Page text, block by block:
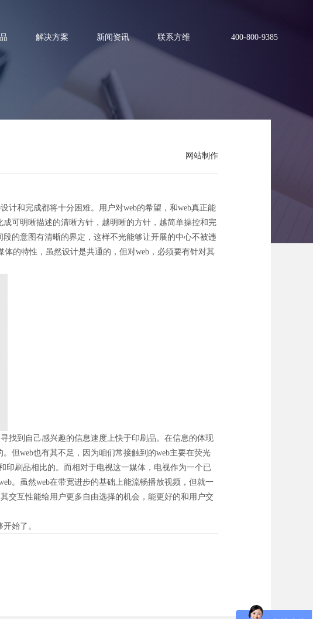
解决方案 新闻资讯 联系方维 400-800-9385
网站制作
和完成都将十分困难。用户对web的希望，和web真正能
可明晰描述的清晰方针，越明晰的方针，越简单操控和完
的意图有清晰的界定，这样不光能够让开展的中心不被违
的特性，虽然设计是共通的，但对web，必须要有针对其
到自己感兴趣的信息速度上快于印刷品。在信息的体现
但web也有其不足，因为咱们常接触到的web主要在荧光
印刷品相比的。而相对于电视这一媒体，电视作为一个已
。虽然web在带宽进步的基础上能流畅播放视频，但就一
交互性能给用户更多自由选择的机会，能更好的和用户交
始了。